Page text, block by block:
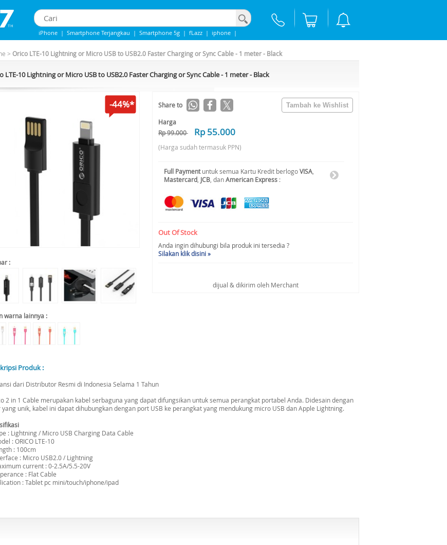
iPhone | Smartphone Terjangkau | Smartphone 5g | fLazz | iphone |
> Orico LTE-10 Lightning or Micro USB to USB2.0 Faster Charging or Sync Cable - 1 meter - Black
LTE-10 Lightning or Micro USB to USB2.0 Faster Charging or Sync Cable - 1 meter - Black
-44%*
:
warna lainnya :
Share to
Harga
Rp 99.000
Rp 55.000
(Harga sudah termasuk PPN)
Full Paymentuntuk semua Kartu Kredit berlogoVISA
Mastercard JCB , danAmerican Express :
Out Of Stock
Anda ingin dihubungi bila produk ini tersedia ?
Silakan klik disini »
dijual & dikirim oleh Merchant
Produk :
dari Distributor Resmi di Indonesia Selama 1 Tahun
2 in 1 Cable merupakan kabel serbaguna yang dapat difungsikan untuk semua perangkat portabel Anda. Didesain dengan
unik, kabel ini dapat dihubungkan dengan port USB ke perangkat yang mendukung micro USB dan Apple Lightning.
: Lightning / Micro USB Charging Data Cable
: ORICO LTE-10
: 100cm
: Micro USB2.0 / Lightning
current : 0-2.5A/5.5-20V
: Flat Cable
: Tablet pc mini/touch/iphone/ipad